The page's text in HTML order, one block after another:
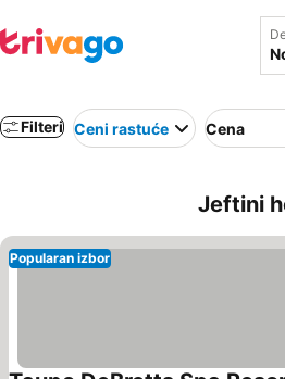
Filteri Ceni rastuće Cena
Jeftini
Popularan izbor